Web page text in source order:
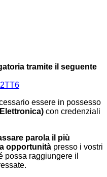
tramite il seguente
essere in possesso
con credenziali
parola il più
opportunità presso i vostri
possa raggiungere il